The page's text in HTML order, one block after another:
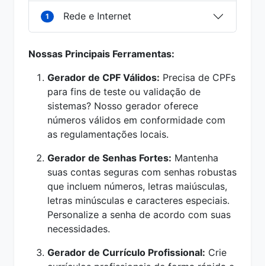
1 Rede e Internet
Nossas Principais Ferramentas:
Gerador de CPF Válidos: Precisa de CPFs
para fins de teste ou validação de
sistemas? Nosso gerador oferece
números válidos em conformidade com
as regulamentações locais.
Gerador de Senhas Fortes: Mantenha
suas contas seguras com senhas robustas
que incluem números, letras maiúsculas,
letras minúsculas e caracteres especiais.
Personalize a senha de acordo com suas
necessidades.
Gerador de Currículo Profissional: Crie